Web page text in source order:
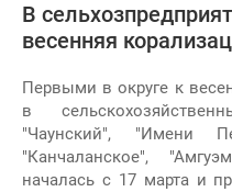
В
весенняя
Первыми в округе к
в
"Чаунский", "Имени
"Канчаланское",
началась с 17 марта и